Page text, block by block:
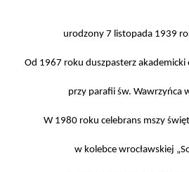
urodzony 7 listopada 1939
Od 1967 roku duszpasterz akademicki
przy parafii św. Wawrzyńca
W 1980 roku celebrans mszy
w kolebce wrocławskiej